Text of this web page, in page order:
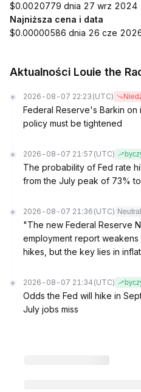
$0.0020779 dnia 27 wrz 2024
Najniższa cena i data
$0.00000586 dnia 26 cze
Aktualności Louie the
2026-08-07 22:23 (UTC)
Federal Reserve's Barkin on
policy must be tightened
2026-08-07 21:57 (UTC)
The probability of Fed rate
from the July peak of 73%
2026-08-07 21:36 (UTC)
"The new Federal Reserve
employment report
hikes, but the key lies in
2026-08-07 21:34 (UTC)
Odds the Fed will hike in
July jobs miss